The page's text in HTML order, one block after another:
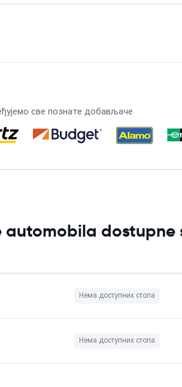
све познате добављаче
dostupne
Нема доступних стопа
Нема доступних стопа